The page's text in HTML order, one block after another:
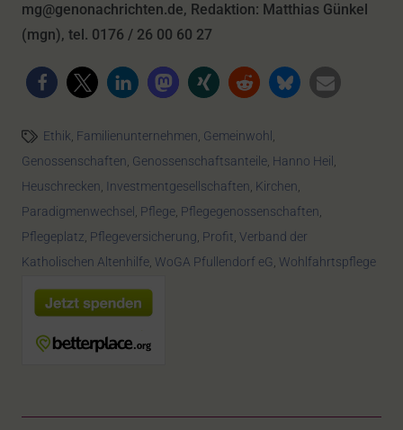
mg@genonachrichten.de, Redaktion: Matthias Günkel
(mgn), tel. 0176 / 26 00 60 27
Ethik, Familienunternehmen, Gemeinwohl ,
Genossenschaften, Genossenschaftsanteile, Hanno Heil ,
Heuschrecken, Investmentgesellschaften, Kirchen,
Paradigmenwechsel , Pflege, Pflegegenossenschaften,
Pflegeplatz, Pflegeversicherung, Profit, Verband der
Katholischen Altenhilfe, WoGA Pfullendorf eG, Wohlfahrtspflege